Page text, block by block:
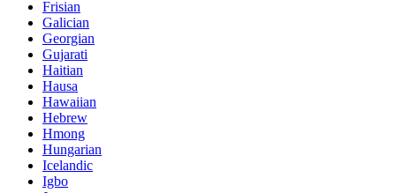
Frisian
Galician
Georgian
Gujarati
Haitian
Hausa
Hawaiian
Hebrew
Hmong
Hungarian
Icelandic
Igbo